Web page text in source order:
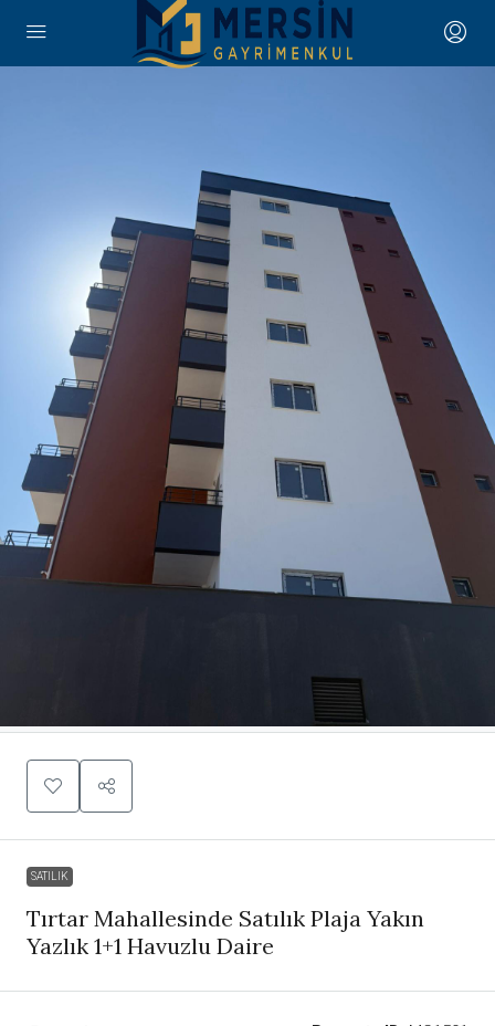
SATILIK
Tırtar Mahallesinde Satılık Plaja Yakın
Yazlık 1+1 Havuzlu Daire